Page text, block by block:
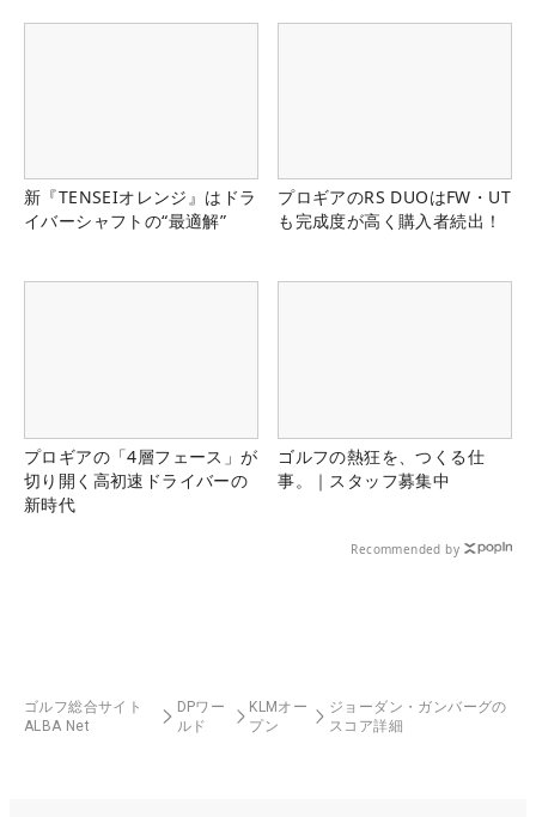
新『TENSEIオレンジ』はドラ
イバーシャフトの“最適解”
プロギアのRS DUOはFW・UT
も完成度が高く購入者続出！
プロギアの「4層フェース」が
切り開く高初速ドライバーの
新時代
ゴルフの熱狂を、つくる仕
事。｜スタッフ募集中
Recommended by
ゴルフ総合サイト
ALBA Net
DPワー
ルド
KLMオー
プン
ジョーダン・ガンバーグの
スコア詳細